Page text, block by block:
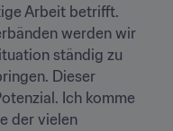
Arbeit betrifft.
werden wir
ständig zu
Dieser
Ich komme
der vielen